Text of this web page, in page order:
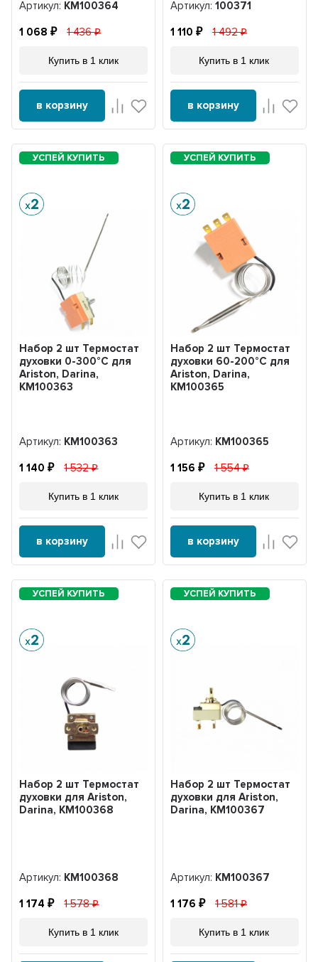
Артикул: KM100364
1 068 1 436
Купить в 1 клик
в корзину
Артикул: 100371
1 110 1 492
Купить в 1 клик
в корзину
Набор 2 шт Термостат
духовки 0-300°С для
Ariston, Darina,
KM100363
Артикул: KM100363
1 140 1 532
Купить в 1 клик
в корзину
Набор 2 шт Термостат
духовки 60-200°С для
Ariston, Darina,
KM100365
Артикул: KM100365
1 156 1 554
Купить в 1 клик
в корзину
Набор 2 шт Термостат
духовки для Ariston,
Darina, KM100368
Артикул: KM100368
1 174 1 578
Купить в 1 клик
Набор 2 шт Термостат
духовки для Ariston,
Darina, KM100367
Артикул: KM100367
1 176 1 581
Купить в 1 клик